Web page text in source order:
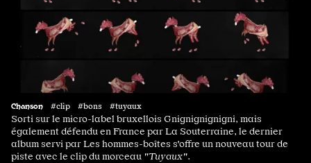
Chanson #clip #bons #tuyaux
Sorti sur le micro-label bruxellois Gnignignignigni, mais
également défendu en France par La Souterraine, le dernier
album servi par Les hommes-boîtes s'offre un nouveau tour de
piste avec le clip du morceau "Tuyaux".